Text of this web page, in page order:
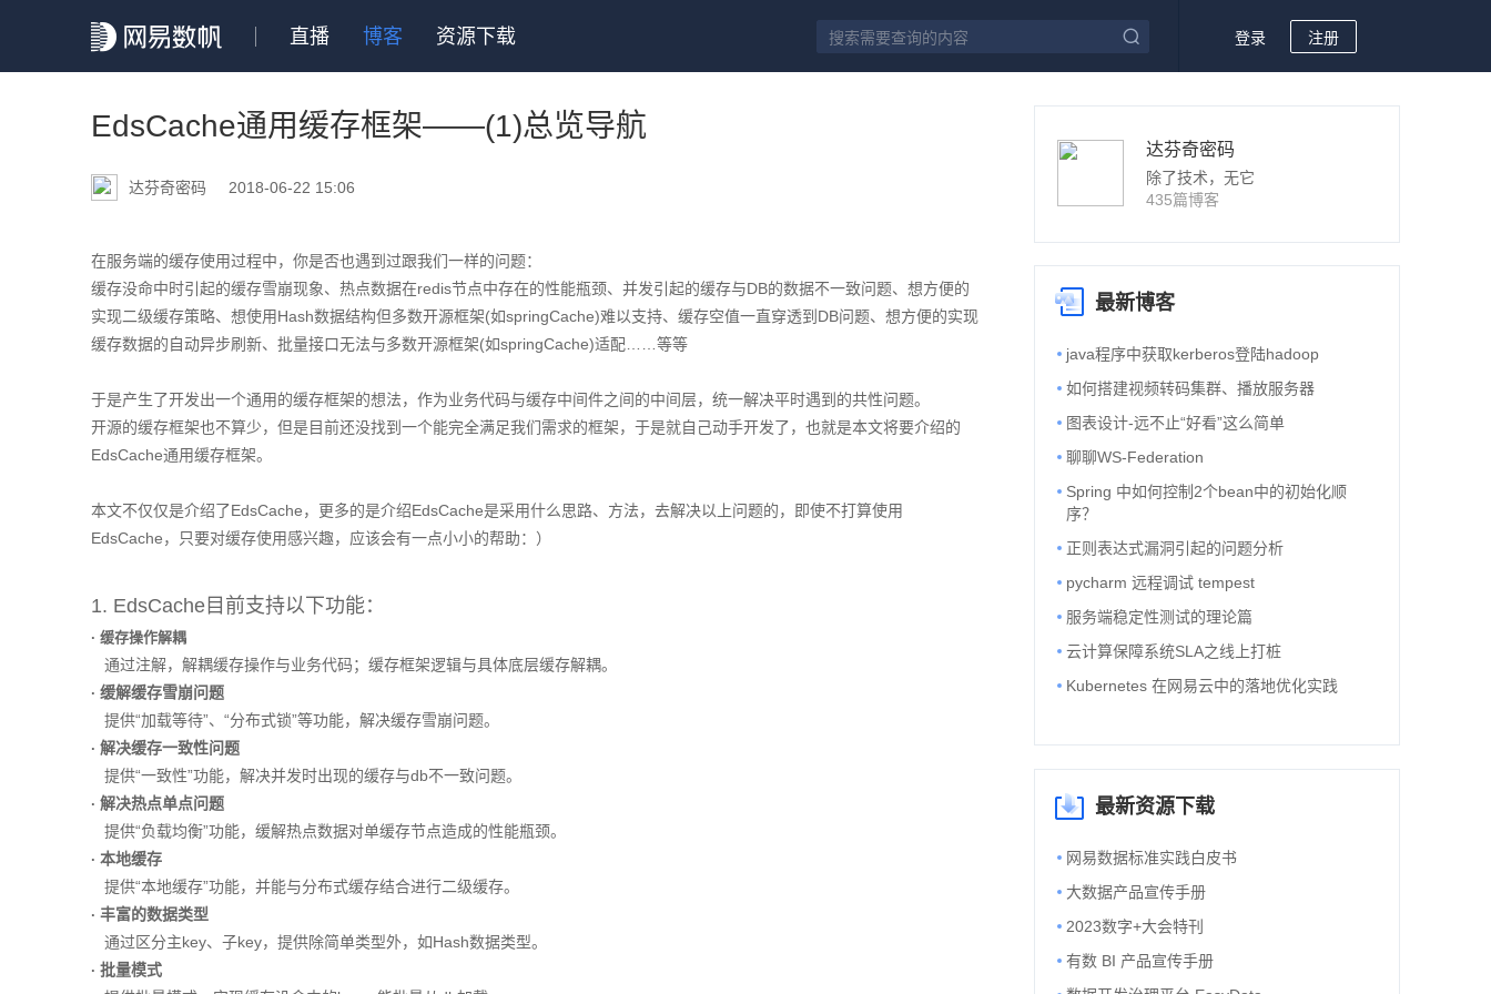
直播 博客 资源下载 登录 注册
达芬奇密码
除了技术，无它
435篇博客
最新博客
java程序中获取kerberos登陆hadoop
如何搭建视频转码集群、播放服务器
图表设计-远不止“好看”这么简单
聊聊WS-Federation
Spring 中如何控制2个bean中的初始化顺
序？
正则表达式漏洞引起的问题分析
pycharm 远程调试 tempest
服务端稳定性测试的理论篇
云计算保障系统SLA之线上打桩
Kubernetes 在网易云中的落地优化实践
最新资源下载
网易数据标准实践白皮书
大数据产品宣传手册
2023数字+大会特刊
有数 BI 产品宣传手册
EdsCache通用缓存框架——(1)总览导航
达芬奇密码 2018-06-22 15:06
在服务端的缓存使用过程中，你是否也遇到过跟我们一样的问题：
缓存没命中时引起的缓存雪崩现象、热点数据在redis节点中存在的性能瓶颈、并发引起的缓存与DB的数据不一致问题、想方便的
实现二级缓存策略、想使用Hash数据结构但多数开源框架(如springCache)难以支持、缓存空值一直穿透到DB问题、想方便的实现
缓存数据的自动异步刷新、批量接口无法与多数开源框架(如springCache)适配……等等
于是产生了开发出一个通用的缓存框架的想法，作为业务代码与缓存中间件之间的中间层，统一解决平时遇到的共性问题。
开源的缓存框架也不算少，但是目前还没找到一个能完全满足我们需求的框架，于是就自己动手开发了，也就是本文将要介绍的
EdsCache通用缓存框架。
本文不仅仅是介绍了EdsCache，更多的是介绍EdsCache是采用什么思路、方法，去解决以上问题的，即使不打算使用
EdsCache，只要对缓存使用感兴趣，应该会有一点小小的帮助：）
1. EdsCache目前支持以下功能：
· 缓存操作解耦
通过注解，解耦缓存操作与业务代码；缓存框架逻辑与具体底层缓存解耦。
· 缓解缓存雪崩问题
提供“加载等待”、“分布式锁”等功能，解决缓存雪崩问题。
· 解决缓存一致性问题
提供“一致性”功能，解决并发时出现的缓存与db不一致问题。
· 解决热点单点问题
提供“负载均衡”功能，缓解热点数据对单缓存节点造成的性能瓶颈。
· 本地缓存
提供“本地缓存”功能，并能与分布式缓存结合进行二级缓存。
· 丰富的数据类型
通过区分主key、子key，提供除简单类型外，如Hash数据类型。
· 批量模式